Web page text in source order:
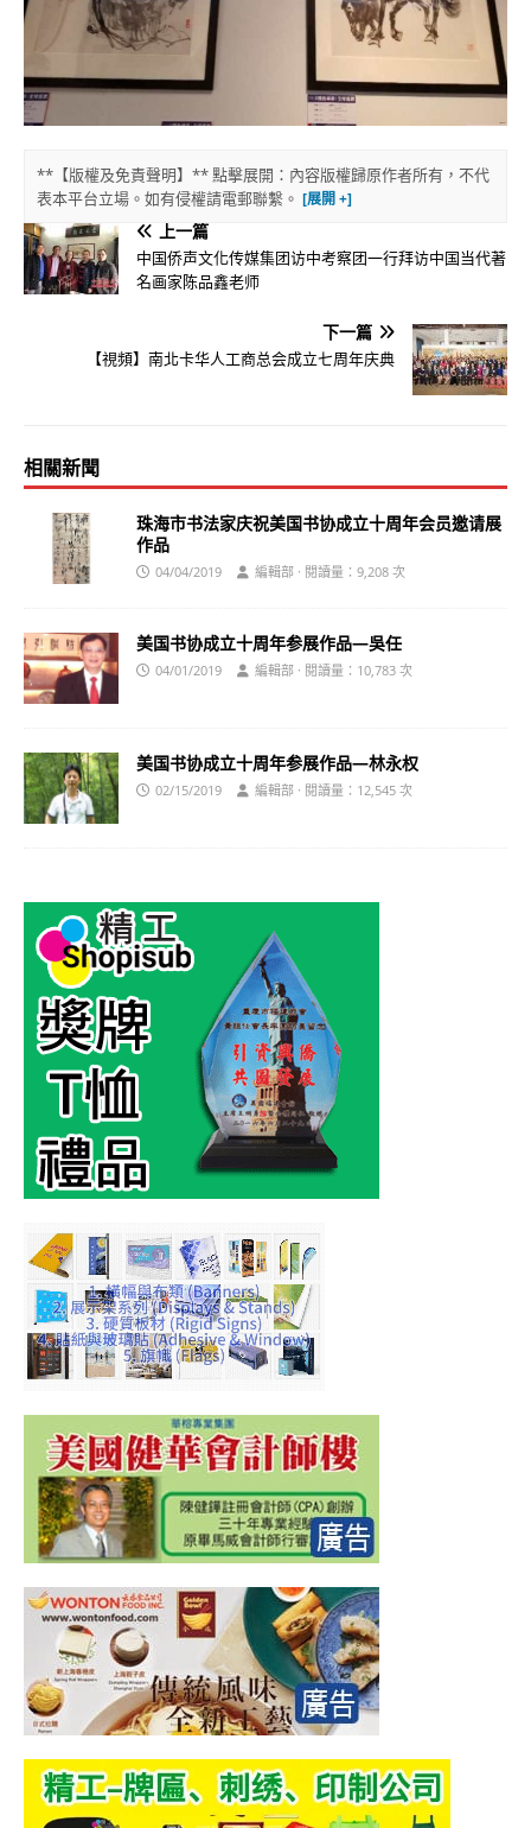
**【版權及免責聲明】** 點擊展開：內容版權歸原作者所有，不代
表本平台立場。如有侵權請電郵聯繫。
上一篇
中国侨声文化传媒集团访中考察团一行拜访中国当代著
名画家陈品鑫老师
下一篇
【視頻】南北卡华人工商总会成立七周年庆典
相關新聞
珠海市书法家庆祝美国书协成立十周年会员邀请展
作品
04/04/2019 編輯部 · 閱讀量：9,208 次
美国书协成立十周年参展作品—吳任
04/01/2019 編輯部 · 閱讀量：10,783 次
美国书协成立十周年参展作品—林永权
02/15/2019 編輯部 · 閱讀量：12,545 次